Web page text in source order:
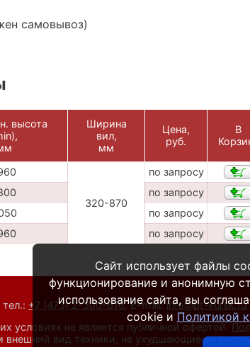
самовывоз)
высота
Ширина
вил,
мм
Цена,
руб.
В
320-870
по запросу
по запросу
по запросу
по запросу
тел.: +7 (473) 2-300-616,E-mail:info@pt-kursk.ru
условиях не является публичной офертой.
вид техники, не ухудшающие ее
Сайт использует файлы
функционирование и анонимную
использование сайта, вы
cookie и Политикой